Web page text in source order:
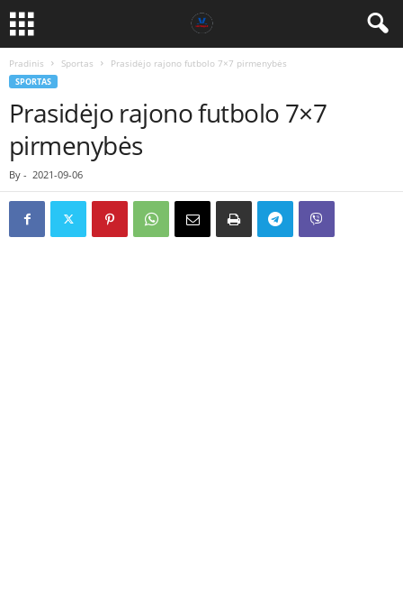
Pradinis Sportas Prasidėjo rajono futbolo 7×7 pirmenybės
SPORTAS
Prasidėjo rajono futbolo 7×7
pirmenybės
By - 2021-09-06